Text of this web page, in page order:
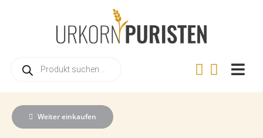
search
Home
Online-Shop
Weiter einkaufen